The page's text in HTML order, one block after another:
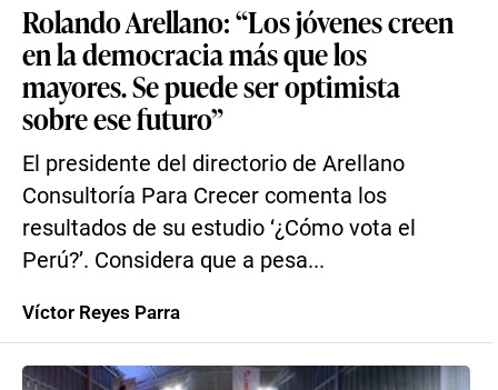
Rolando Arellano: “Los jóvenes creen
en la democracia más que los
mayores. Se puede ser optimista
sobre ese futuro”
El presidente del directorio de Arellano
Consultoría Para Crecer comenta los
resultados de su estudio ‘¿Cómo vota el
Perú?’. Considera que a pesa...
Víctor Reyes Parra